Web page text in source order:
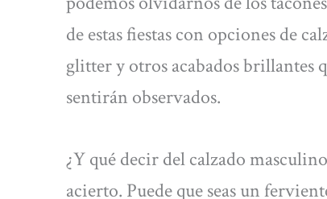
de estas fiestas con opciones de
glitter y otros acabados brillantes
sentirán observados.
¿Y qué decir del calzado
acierto. Puede que seas un